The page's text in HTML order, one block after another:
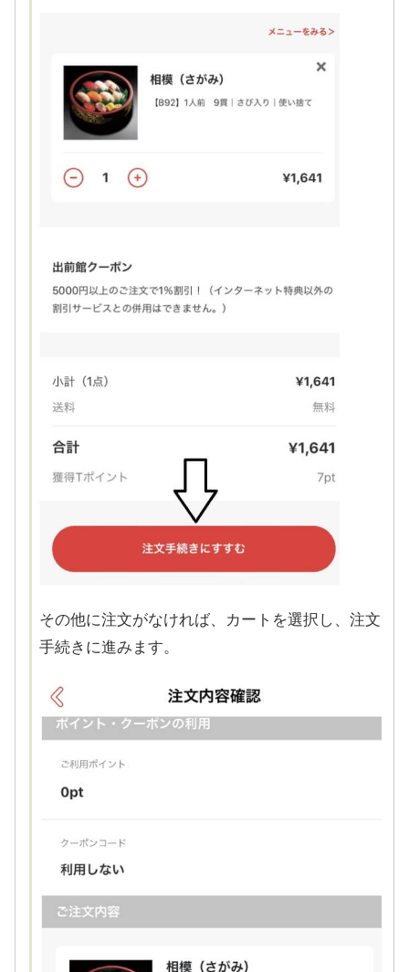
その他に注文がなければ、カートを選択し、注文
手続きに進みます。